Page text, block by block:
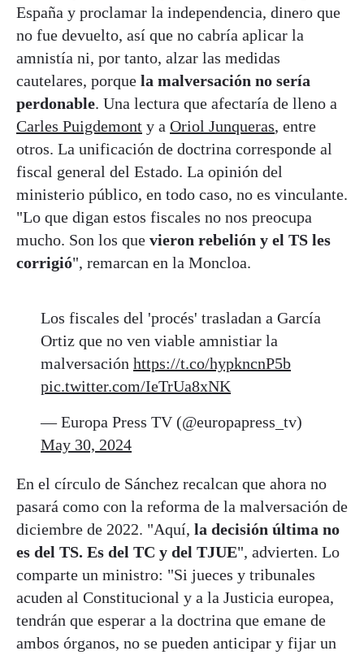
España y proclamar la independencia, dinero que
no fue devuelto, así que no cabría aplicar la
amnistía ni, por tanto, alzar las medidas
cautelares, porque la malversación no sería
perdonable. Una lectura que afectaría de lleno a
Carles Puigdemont y a Oriol Junqueras, entre
otros. La unificación de doctrina corresponde al
fiscal general del Estado. La opinión del
ministerio público, en todo caso, no es vinculante.
"Lo que digan estos fiscales no nos preocupa
mucho. Son los que vieron rebelión y el TS les
corrigió", remarcan en la Moncloa.
Los fiscales del 'procés' trasladan a García
Ortiz que no ven viable amnistiar la
malversación https://t.co/hypkncnP5b
pic.twitter.com/IeTrUa8xNK
— Europa Press TV (@europapress_tv)
May 30, 2024
En el círculo de Sánchez recalcan que ahora no
pasará como con la reforma de la malversación de
diciembre de 2022. "Aquí, la decisión última no
es del TS. Es del TC y del TJUE", advierten. Lo
comparte un ministro: "Si jueces y tribunales
acuden al Constitucional y a la Justicia europea,
tendrán que esperar a la doctrina que emane de
ambos órganos, no se pueden anticipar y fijar un